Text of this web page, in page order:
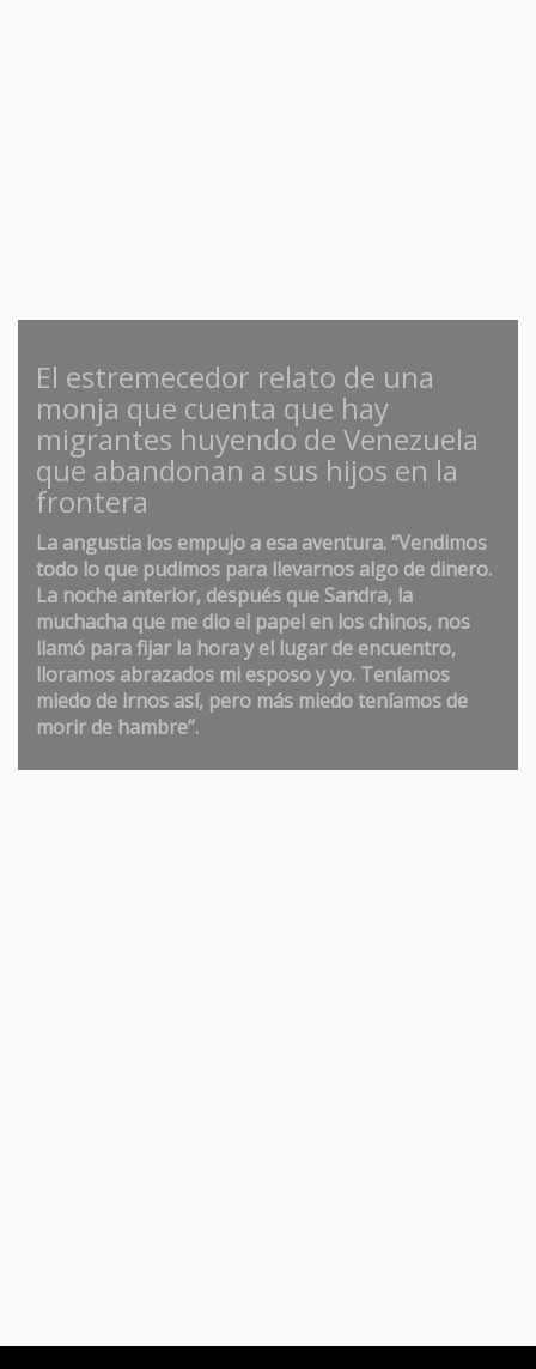
El estremecedor relato de una
monja que cuenta que hay
migrantes huyendo de Venezuela
que abandonan a sus hijos en la
frontera
La angustia los empujo a esa aventura. “Vendimos
todo lo que pudimos para llevarnos algo de dinero.
La noche anterior, después que Sandra, la
muchacha que me dio el papel en los chinos, nos
llamó para fijar la hora y el lugar de encuentro,
lloramos abrazados mi esposo y yo. Teníamos
miedo de irnos así, pero más miedo teníamos de
morir de hambre”.